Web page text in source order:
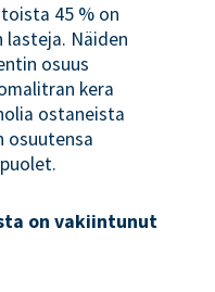
45 % on
lasteja. Näiden
osuus
kera
ostaneista
osuutensa
on vakiintunut